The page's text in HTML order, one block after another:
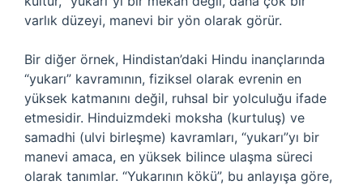
varlık düzeyi, manevi bir yön olarak görür.
Bir diğer örnek, Hindistan’daki Hindu inançlarında
“yukarı” kavramının, fiziksel olarak evrenin en
yüksek katmanını değil, ruhsal bir yolculuğu ifade
etmesidir. Hinduizmdeki moksha (kurtuluş) ve
samadhi (ulvi birleşme) kavramları, “yukarı”yı bir
manevi amaca, en yüksek bilince ulaşma süreci
olarak tanımlar. “Yukarının kökü”, bu anlayışa göre,